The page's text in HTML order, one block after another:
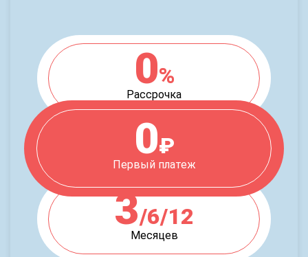
0%
Рассрочка
0₽
Первый платеж
3/6/12
Месяцев